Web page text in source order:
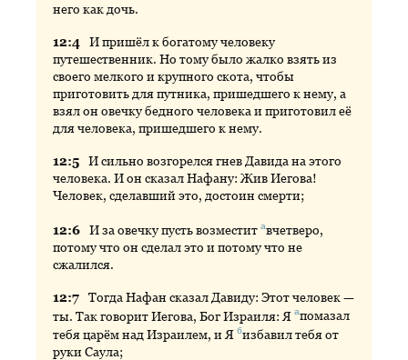
него как дочь.
12:4 Ипришёл к богатому человеку
путешественник. Но тому было жалко взять из
своего мелкого и крупного скота, чтобы
приготовить для путника, пришедшего к нему, а
взял он овечку бедного человека и приготовил её
для человека, пришедшего к нему.
12:5 Исильно возгорелся гнев Давида на этого
человека. И он сказал Нафану: Жив Иегова!
Человек, сделавший это, достоин смерти;
12:6 Иза овечку пусть возместитавчетверо,
потому что он сделал это и потому что не
сжалился.
12:7 Тогда Нафан сказал Давиду: Этот человек —
ты. Так говорит Иегова, Бог Израиля: Яапомазал
тебя царём над Израилем, и Ябизбавилтебя от
руки Саула;